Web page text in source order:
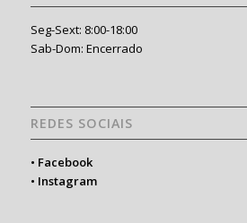
Seg-Sext: 8:00-18:00
Sab-Dom: Encerrado
REDES SOCIAIS
• Facebook
• Instagram